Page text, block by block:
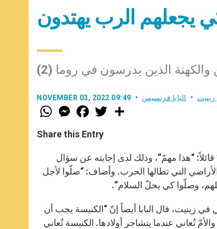
يجعلهم الرب يهتدون
والكهنة الذين يدرسون في روما (2)
NOVEMBER 03, 2022 09:49 البابا فرنسيس
W
h
t
s
p
M
e
s
e
g
e
r
F
a
e
b
o
k
w
r
Share this Entry
“هذا مهمّ”، وذلك لدى إجابته عن سؤال
التي تطالها الحرب. وأضاف: “صلّوا لأجل
وصلّوا كي يحلّ السلام”.
في زينيت، قال البابا أيضاً إنّ “الكنيسة يجب أن
تُعاني عندما يتشاجر أولادها. الكنيسة تُعاني